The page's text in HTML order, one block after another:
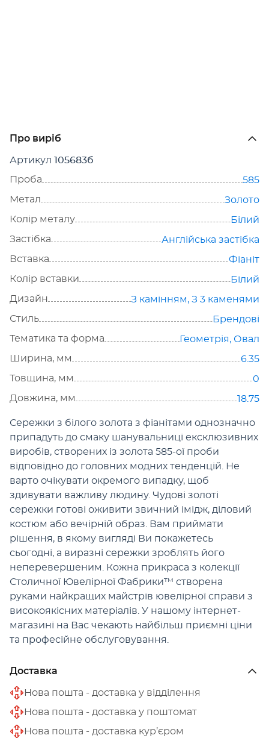
Про виріб
Артикул 105683б
Проба
585
Метал
Золото
Колір металу
Білий
Застібка
Англійська застібка
Вставка
Фіаніт
Колір вставки
Білий
Дизайн
З камінням, З 3 каменями
Стиль
Брендові
Тематика та форма
Геометрія, Овал
Ширина, мм
6.35
Товщина, мм
0
Довжина, мм
18.75
Сережки з білого золота з фіанітами однозначно
припадуть до смаку шанувальниці ексклюзивних
виробів, створених із золота 585-ої проби
відповідно до головних модних тенденцій. Не
варто очікувати окремого випадку, щоб
здивувати важливу людину. Чудові золоті
сережки готові оживити звичний імідж, діловий
костюм або вечірній образ. Вам приймати
рішення, в якому вигляді Ви покажетесь
сьогодні, а виразні сережки зроблять його
неперевершеним. Кожна прикраса з колекції
Столичної Ювелірної Фабрики™ створена
руками найкращих майстрів ювелірної справи з
високоякісних матеріалів. У нашому інтернет-
магазині на Вас чекають найбільш приємні ціни
та професійне обслуговування.
Доставка
Нова пошта - доставка у відділення
Нова пошта - доставка у поштомат
Нова пошта - доставка кур’єром